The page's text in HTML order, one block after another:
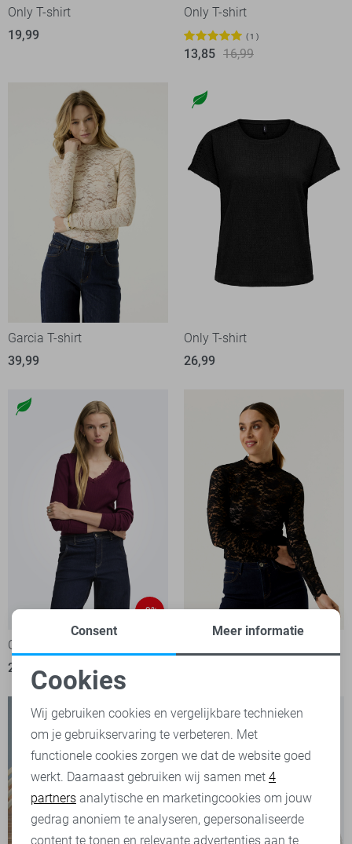
Only T-shirt
19,99
Only T-shirt
1
13,85 16,99
Garcia T-shirt
39,99
Only T-shirt
26,99
-9%
Only T-shirt
20,00
Noodzakelijke cookies
Personalisatie cookies
Analytische cookies
Marketing cookies
Consent Meer informatie
Cookies
Wij gebruiken cookies en vergelijkbare technieken
om je gebruikservaring te verbeteren. Met
functionele cookies zorgen we dat de website goed
werkt. Daarnaast gebruiken wij samen met 4
partners analytische en marketingcookies om jouw
gedrag anoniem te analyseren, gepersonaliseerde
content te tonen en relevante advertenties aan te